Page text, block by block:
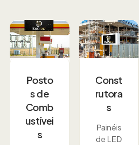
Posto
s de
Comb
ustívei
s
Const
rutora
s
Painéis
de LED